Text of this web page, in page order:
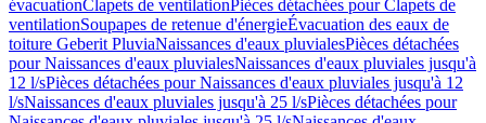
évacuationClapets de ventilationPièces détachées pour Clapets de
ventilationSoupapes de retenue d'énergieÉvacuation des eaux de
toiture Geberit PluviaNaissances d'eaux pluvialesPièces détachées
pour Naissances d'eaux pluvialesNaissances d'eaux pluviales jusqu'à
12 l/sPièces détachées pour Naissances d'eaux pluviales jusqu'à 12
l/sNaissances d'eaux pluviales jusqu'à 25 l/sPièces détachées pour